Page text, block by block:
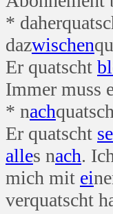
*
dazwischen
Er quatscht
Immer muss
* nach
Er quatscht
alles nach.
mich mit ei
verquatscht